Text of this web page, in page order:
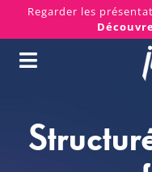
content
Regarder les
Toggle